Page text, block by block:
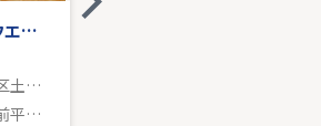
ヒルハイツ宮前平ウエスト
神奈川県川崎市宮前区土橋１丁目
東急田園都市線「宮前平」駅 徒歩6分